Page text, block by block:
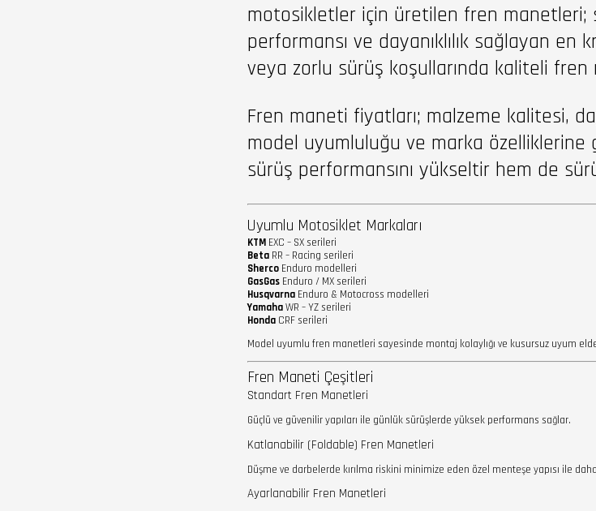
motosikletler için üretilen fren manetleri;
performansı ve dayanıklılık sağlayan en
veya zorlu sürüş koşullarında kaliteli
Fren maneti fiyatları; malzeme kalitesi,
model uyumluluğu ve marka
sürüş performansını yükseltir hem de
Uyumlu Motosiklet Markaları
KTM EXC – SX serileri
Beta RR – Racing serileri
Sherco Enduro modelleri
GasGas Enduro / MX serileri
Husqvarna Enduro & Motocross modelleri
YamahaWR – YZ serileri
Honda CRF serileri
Model uyumlu fren manetleri sayesinde montaj kolaylığı ve kusursuz uyum
Fren Maneti Çeşitleri
Standart Fren Manetleri
Güçlü ve güvenilir yapıları ile günlük sürüşlerde yüksek performans sağlar.
Katlanabilir (Foldable) Fren Manetleri
Düşme ve darbelerde kırılma riskini minimize eden özel menteşe yapısı ile
Ayarlanabilir Fren Manetleri